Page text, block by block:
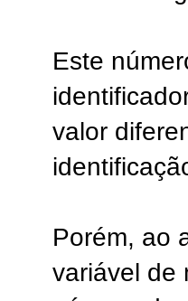
Este
valor
Porém, ao
variável de